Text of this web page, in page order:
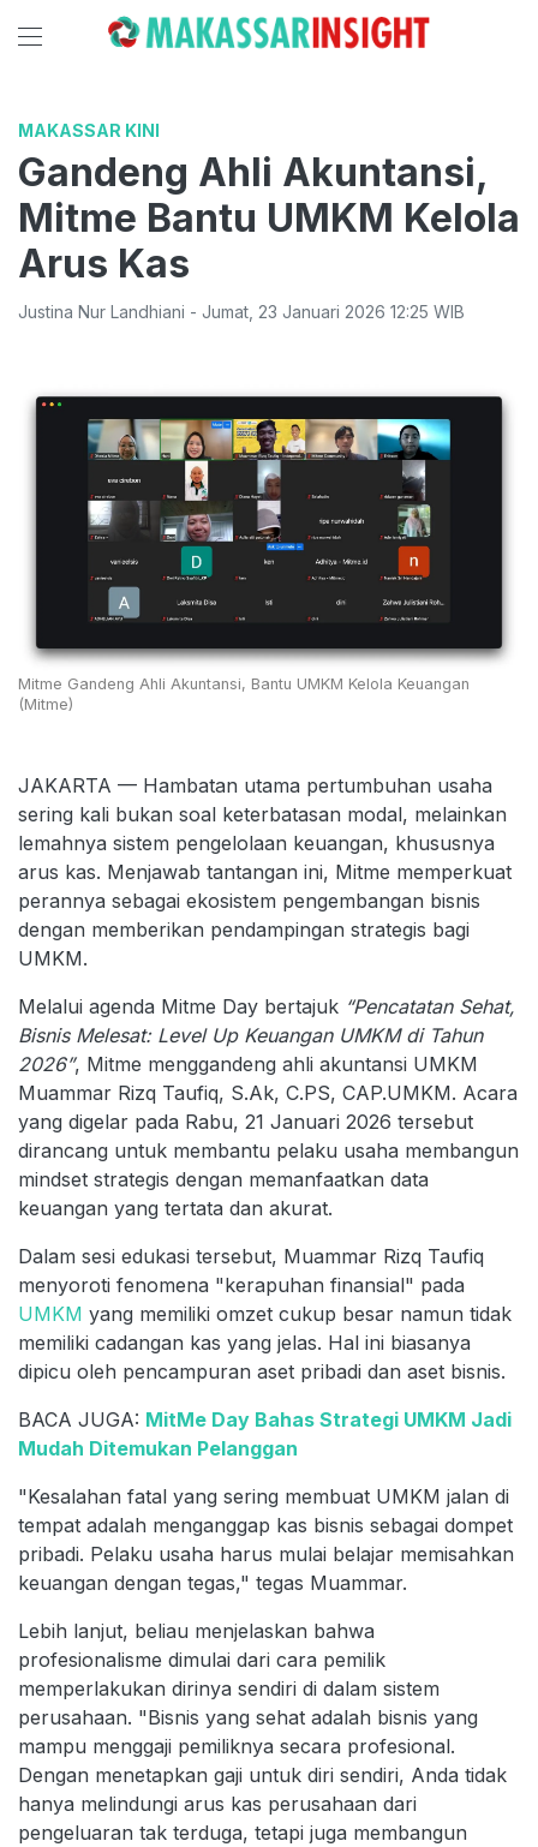
MAKASSAR KINI
Gandeng Ahli Akuntansi,
Mitme Bantu UMKM Kelola
Arus Kas
Justina Nur Landhiani - Jumat 23 Januari 2026 12:25 WIB
Mitme Gandeng Ahli Akuntansi, Bantu UMKM Kelola Keuangan
(Mitme)
JAKARTA — Hambatan utama pertumbuhan usaha
sering kali bukan soal keterbatasan modal, melainkan
lemahnya sistem pengelolaan keuangan, khususnya
arus kas. Menjawab tantangan ini, Mitme memperkuat
perannya sebagai ekosistem pengembangan bisnis
dengan memberikan pendampingan strategis bagi
UMKM.
Melalui agenda Mitme Day bertajuk “Pencatatan Sehat,
Bisnis Melesat: Level Up Keuangan UMKM di Tahun
2026”, Mitme menggandeng ahli akuntansi UMKM
Muammar Rizq Taufiq, S.Ak, C.PS, CAP.UMKM. Acara
yang digelar pada Rabu, 21 Januari 2026 tersebut
dirancang untuk membantu pelaku usaha membangun
mindset strategis dengan memanfaatkan data
keuangan yang tertata dan akurat.
Dalam sesi edukasi tersebut, Muammar Rizq Taufiq
menyoroti fenomena "kerapuhan finansial" pada
UMKM yang memiliki omzet cukup besar namun tidak
memiliki cadangan kas yang jelas. Hal ini biasanya
dipicu oleh pencampuran aset pribadi dan aset bisnis.
BACA JUGA: MitMe Day Bahas Strategi UMKM Jadi
Mudah Ditemukan Pelanggan
"Kesalahan fatal yang sering membuat UMKM jalan di
tempat adalah menganggap kas bisnis sebagai dompet
pribadi. Pelaku usaha harus mulai belajar memisahkan
keuangan dengan tegas," tegas Muammar.
Lebih lanjut, beliau menjelaskan bahwa
profesionalisme dimulai dari cara pemilik
memperlakukan dirinya sendiri di dalam sistem
perusahaan. "Bisnis yang sehat adalah bisnis yang
mampu menggaji pemiliknya secara profesional.
Dengan menetapkan gaji untuk diri sendiri, Anda tidak
hanya melindungi arus kas perusahaan dari
pengeluaran tak terduga, tetapi juga membangun